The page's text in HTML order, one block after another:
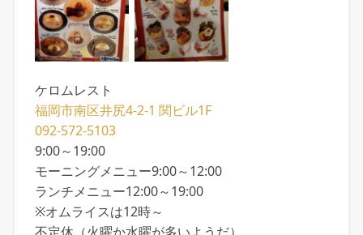
ケロムレスト
福岡市南区井尻4-2-1 関ビル1F
092-572-5103
9:00～19:00
モーニングメニュー9:00～12:00
ランチメニュー12:00～19:00
※オムライスは12時～